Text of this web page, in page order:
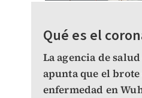
Qué es el
La agencia de
apunta que el
enfermedad en